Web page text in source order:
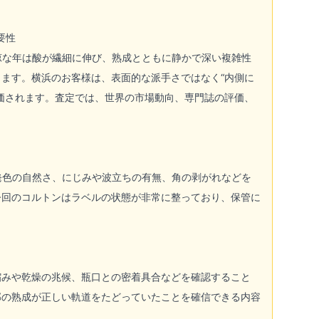
性
年は酸が繊細に伸び、熟成とともに静かで深い複雑性
す。横浜のお客様は、表面的な派手さではなく“内側に
れます。査定では、世界の市場動向、専門誌の評価、
の自然さ、にじみや波立ちの有無、角の剥がれなどを
のコルトンはラベルの状態が非常に整っており、保管に
や乾燥の兆候、瓶口との密着具合などを確認すること
熟成が正しい軌道をたどっていたことを確信できる内容